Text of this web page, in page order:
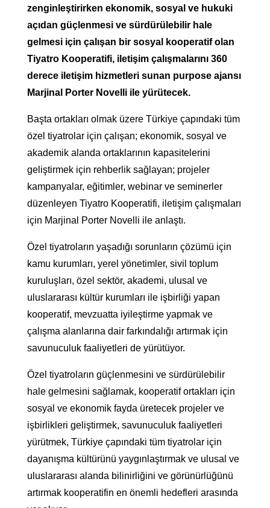
zenginleştirirken ekonomik, sosyal ve hukuki
açıdan güçlenmesi ve sürdürülebilir hale
gelmesi için çalışan bir sosyal kooperatif olan
Tiyatro Kooperatifi, iletişim çalışmalarını 360
derece iletişim hizmetleri sunan purpose ajansı
Marjinal Porter Novelli ile yürütecek.
Başta ortakları olmak üzere Türkiye çapındaki tüm
özel tiyatrolar için çalışan; ekonomik, sosyal ve
akademik alanda ortaklarının kapasitelerini
geliştirmek için rehberlik sağlayan; projeler
kampanyalar, eğitimler, webinar ve seminerler
düzenleyen Tiyatro Kooperatifi, iletişim çalışmaları
için Marjinal Porter Novelli ile anlaştı.
Özel tiyatroların yaşadığı sorunların çözümü için
kamu kurumları, yerel yönetimler, sivil toplum
kuruluşları, özel sektör, akademi, ulusal ve
uluslararası kültür kurumları ile işbirliği yapan
kooperatif, mevzuatta iyileştirme yapmak ve
çalışma alanlarına dair farkındalığı artırmak için
savunuculuk faaliyetleri de yürütüyor.
Özel tiyatroların güçlenmesini ve sürdürülebilir
hale gelmesini sağlamak, kooperatif ortakları için
sosyal ve ekonomik fayda üretecek projeler ve
işbirlikleri geliştirmek, savunuculuk faaliyetleri
yürütmek, Türkiye çapındaki tüm tiyatrolar için
dayanışma kültürünü yaygınlaştırmak ve ulusal ve
uluslararası alanda bilinirliğini ve görünürlüğünü
artırmak kooperatifin en önemli hedefleri arasında